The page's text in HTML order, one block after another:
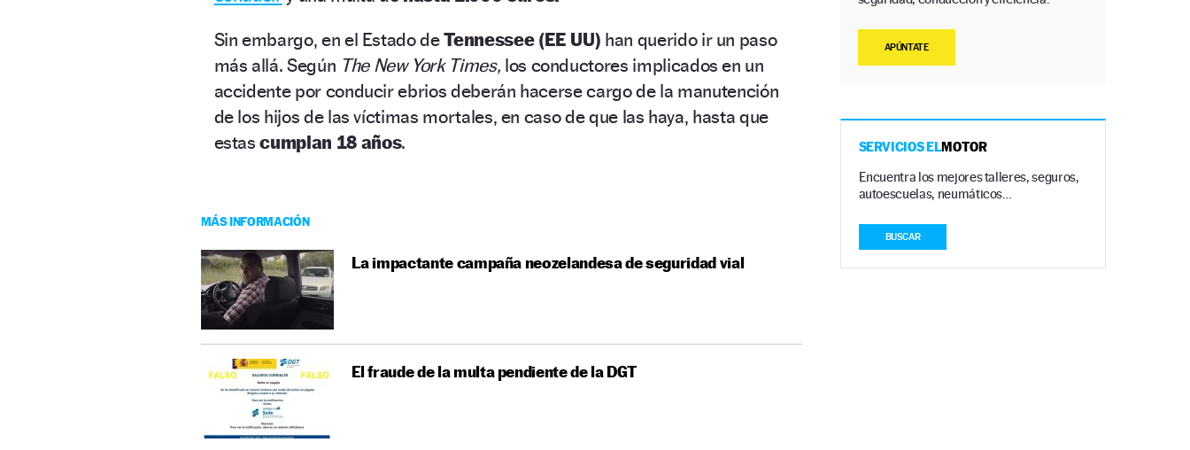
Sin embargo, en el Estado deTennessee (EE UU) han querido ir un paso
más allá. Según The New York Times, los conductores implicados en un
accidente por conducir ebrios deberán hacerse cargo de la manutención
de los hijos de las víctimas mortales, en caso de que las haya, hasta que
estascumplan 18 años.
MÁS INFORMACIÓN
La impactante campaña neozelandesa de seguridad vial
El fraude de la multa pendiente de la DGT
APÚNTATE
SERVICIOS ELMOTOR
Encuentra los mejores talleres, seguros,
autoescuelas, neumáticos…
BUSCAR